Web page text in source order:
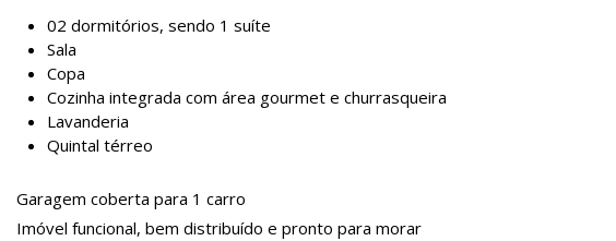
02 dormitórios, sendo 1 suíte
Sala
Copa
Cozinha integrada com área gourmet e churrasqueira
Lavanderia
Quintal térreo
Garagem coberta para 1 carro
Imóvel funcional, bem distribuído e pronto para morar